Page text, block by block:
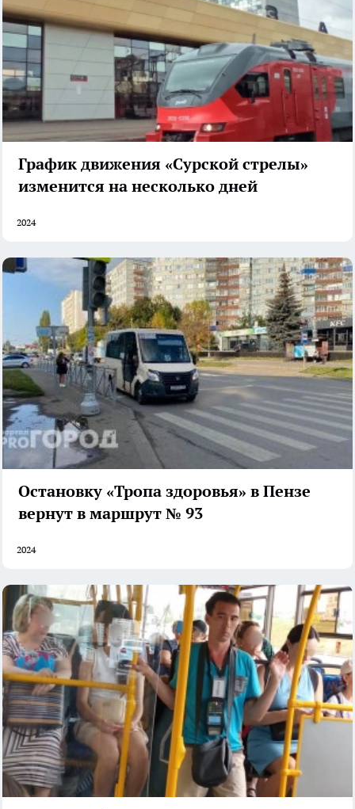
График движения «Сурской стрелы»
изменится на несколько дней
2024
Остановку «Тропа здоровья» в Пензе
вернут в маршрут № 93
2024